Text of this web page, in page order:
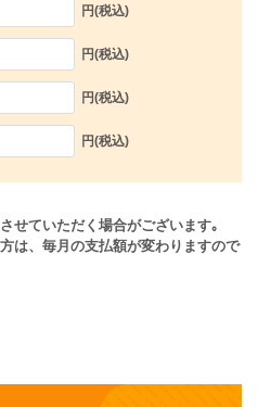
円(税込)
円(税込)
円(税込)
円(税込)
せていただく場合がございます｡
は、毎月の支払額が変わりますので